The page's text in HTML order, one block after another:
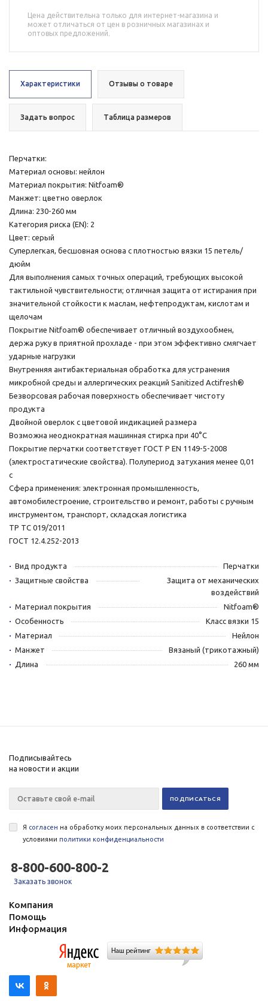
Цена действительна только для интернет-магазина и
может отличаться от цен в розничных магазинах и
оптовых предложений.
Характеристики Отзывы о товаре
Задать вопрос Таблица размеров
Перчатки:
Материал основы: нейлон
Материал покрытия: Nitfoam®
Манжет: цветно оверлок
Длина: 230-260 мм
Категория риска (EN): 2
Цвет: серый
Суперлегкая, бесшовная основа с плотностью вязки 15 петель/
дюйм
Для выполнения самых точных операций, требующих высокой
тактильной чувствительности; отличная защита от истирания при
значительной стойкости к маслам, нефтепродуктам, кислотам и
щелочам
Покрытие Nitfoam® обеспечивает отличный воздухообмен,
держа руку в приятной прохладе - при этом эффективно смягчает
ударные нагрузки
Внутренняя антибактериальная обработка для устранения
микробной среды и аллергических реакций Sanitized Actifresh®
Безворсовая рабочая поверхность обеспечивает чистоту
продукта
Двойной оверлок с цветовой индикацией размера
Возможна неоднократная машинная стирка при 40°С
Покрытие перчатки соответствует ГОСТ Р EN 1149-5-2008
(электростатические свойства). Полупериод затухания менее 0,01
с
Сфера применения: электронная промышленность,
автомобилестроение, строительство и ремонт, работы с ручным
инструментом, транспорт, складская логистика
ТР ТС 019/2011
ГОСТ 12.4.252-2013
Вид продукта
Перчатки
Защитные свойства
Защита от механических
воздействий
Материал покрытия
Nitfoam®
Особенность
Класс вязки 15
Материал
Нейлон
Манжет
Вязаный (трикотажный)
Длина
260 мм
Подписывайтесь
на новости и акции
Я согласен на обработку моих персональных данных в соответствии с
условиями политики конфиденциальности
8-800-600-800-2
Заказать звонок
Компания
Помощь
Информация